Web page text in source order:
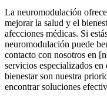
La neuromodulación
mejorar la salud y el
afecciones médicas. Si
neuromodulación puede
contacto con nosotros en
servicios especializados
bienestar son nuestra
encontrar soluciones